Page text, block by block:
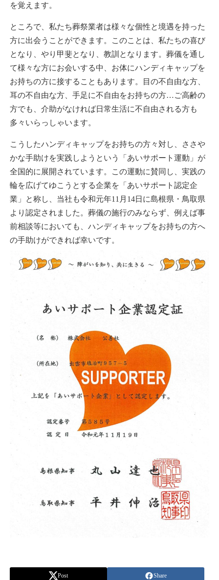
を覚えます。
ところで、私たち葬祭業者は様々な個性と境遇を持った
方に出会うことができます。このことは、私たちの喜び
となり、やり甲斐となり、教訓となります。葬儀を通し
て様々な方にお会いする中、お体にハンディキャップを
お持ちの方に接することもあります。目の不自由な方、
耳の不自由な方、手足に不自由をお持ちの方…ご高齢の
方でも、介助がなければ日常生活に不自由される方も
多々いらっしゃいます。
こうしたハンディキャップをお持ちの方々対し、ささや
かな手助けを実践しようという「あいサポート運動」が
全国的に展開されています。この運動に賛同し、実践の
輪を広げてゆこうとする企業を「あいサポート認定企
業」と称し、当社も令和元年11月14日に島根県・鳥取県
より認定されました。葬儀の施行のみならず、例えば事
前相談等においても、ハンディキャップをお持ちの方へ
の手助けができれば幸いです。
Post Share